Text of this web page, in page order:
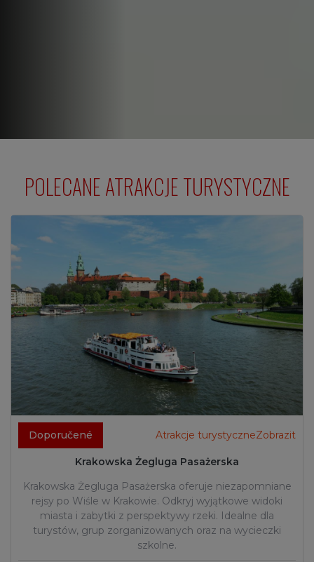
POLECANE ATRAKCJE TURYSTYCZNE
Doporučené Atrakcje turystyczneZobrazit
Krakowska Żegluga Pasażerska
Krakowska Żegluga Pasażerska oferuje niezapomniane
rejsy po Wiśle w Krakowie. Odkryj wyjątkowe widoki
miasta i zabytki z perspektywy rzeki. Idealne dla
turystów, grup zorganizowanych oraz na wycieczki
szkolne.